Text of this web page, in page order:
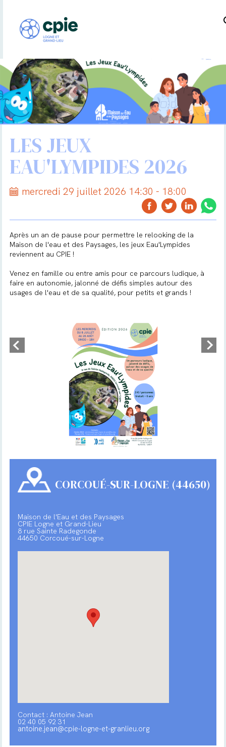
LES JEUX
EAU'LYMPIDES 2026
mercredi 29 juillet 2026 14:30 - 18:00
Après un an de pause pour permettre le relooking de la
Maison de l'eau et des Paysages, les jeux Eau'Lympides
reviennent au CPIE !
Venez en famille ou entre amis pour ce parcours ludique, à
faire en autonomie, jalonné de défis simples autour des
usages de l'eau et de sa qualité, pour petits et grands !
CORCOUÉ-SUR-LOGNE (44650)
Maison de l'Eau et des Paysages
CPIE Logne et Grand-Lieu
8 rue Sainte Radegonde
44650 Corcoué-sur-Logne
Contact : Antoine Jean
02 40 05 92 31
antoine.jean@cpie-logne-et-granlieu.org